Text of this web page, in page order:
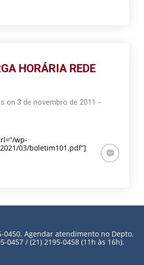
HORÁRIA REDE
on 3 de novembro de 2011 -
wp-
03/boletim101.pdf”]
0450. Agendar atendimento no Depto.
0457 / (21) 2195-0458 (11h às 16h).